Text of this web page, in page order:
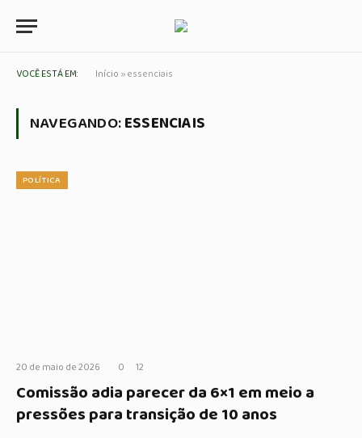
VOCÊ ESTÁ EM: Início »essenciais
NAVEGANDO:ESSENCIAIS
POLÍTICA
20 de maio de 2026 0 12
Comissão adia parecer da 6×1 em meio a
pressões para transição de 10 anos